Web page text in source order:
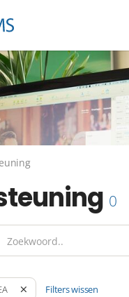
0
Filters wissen